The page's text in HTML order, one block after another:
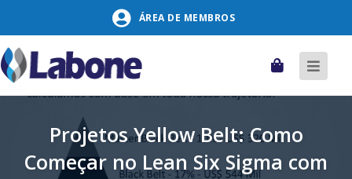
conteúdo
ÁREA DE MEMBROS
Carrinho
Projetos Yellow Belt: Como
Começar no Lean Six Sigma com